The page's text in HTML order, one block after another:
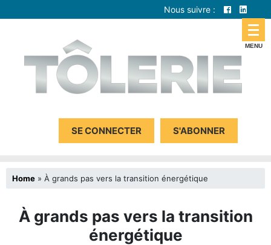
Nous suivre :
SE CONNECTER S'ABONNER
Home » À grands pas vers la transition énergétique
À grands pas vers la transition
énergétique